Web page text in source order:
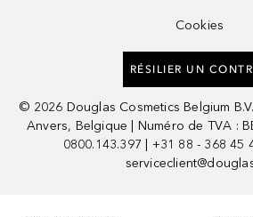
Cookies
RÉSILIER UN
© 2026 Douglas Cosmetics Belgium
Anvers, Belgique | Numéro de TVA :
0800.143.397 | +31 88 - 368 45